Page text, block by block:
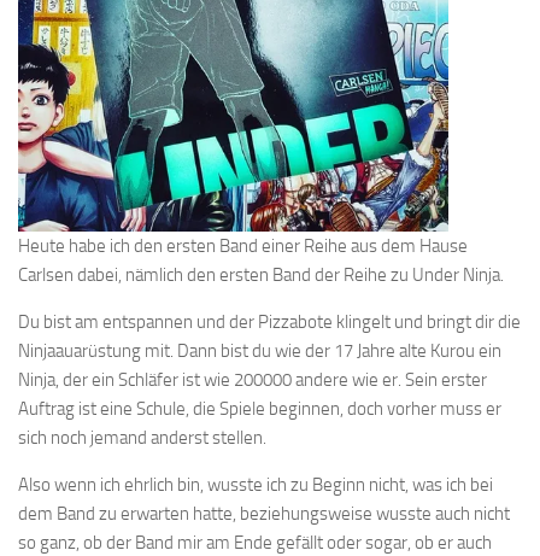
Heute habe ich den ersten Band einer Reihe aus dem Hause
Carlsen dabei, nämlich den ersten Band der Reihe zu Under Ninja.
Du bist am entspannen und der Pizzabote klingelt und bringt dir die
Ninjaauarüstung mit. Dann bist du wie der 17 Jahre alte Kurou ein
Ninja, der ein Schläfer ist wie 200000 andere wie er. Sein erster
Auftrag ist eine Schule, die Spiele beginnen, doch vorher muss er
sich noch jemand anderst stellen.
Also wenn ich ehrlich bin, wusste ich zu Beginn nicht, was ich bei
dem Band zu erwarten hatte, beziehungsweise wusste auch nicht
so ganz, ob der Band mir am Ende gefällt oder sogar, ob er auch